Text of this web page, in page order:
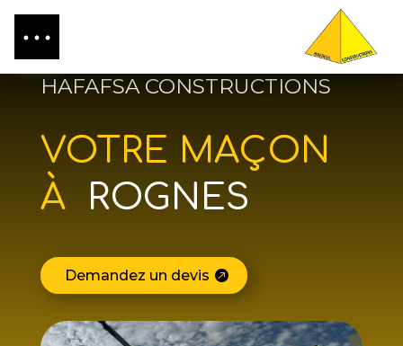
HAFAFSA CONSTRUCTIONS
VOTRE MAÇON
À ROGNES
Demandez un devis